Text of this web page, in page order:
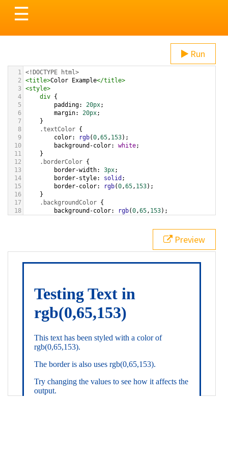
Toggle
navigation
☰
Run
1 <!DOCTYPE html>
2
<title>Color Example</title>
3 <style>
4
div {
5
padding: 20px;
6
margin: 20px;
7
}
8
.textColor {
9
color: rgb(0,65, 153);
10
background-color: white;
11
}
12
.borderColor {
13
border-width: 3px;
14
border-style: solid ;
15
border-color: rgb(0,65, 153);
16
}
17
.backgroundColor {
18
background-color: rgb(0,65, 153);
bottom ,
white, rgb(0,65,153));
div class="textColor borderColor"
< h1>Testing Text in rgb(0,65,153)
Preview